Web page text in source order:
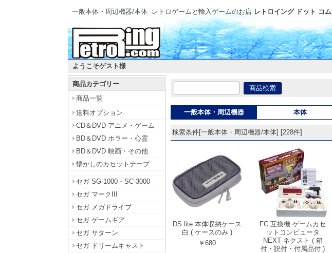
一般本体・周辺機器/本体 レトロゲームと輸入ゲームのお店 レトロイング ドット コム
ようこそゲスト様
商品カテゴリー
商品一覧
送料オプション
CD＆DVD アニメ・ゲーム
BD＆DVD ホラー・心霊
BD＆DVD 映画・その他
懐かしのカセットテープ
セガ SG-1000・SC-3000
セガ マークIII
セガ メガドライブ
セガ ゲームギア
セガ サターン
セガ ドリームキャスト
一般本体・周辺機器 本体
検索条件[一般本体・周辺機器/本体] [228件]
DS lite 本体収納ケース
白 ( ケースのみ )
￥680
FC 互換機 ゲームカセ
ットコンピュータ
NEXT ネクスト ( 箱
付・説付・付属品付 )